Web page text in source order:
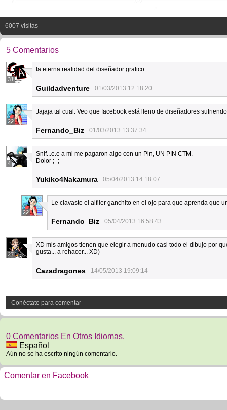
6007 visitas
5 Comentarios
31
la eterna realidad del diseñador grafico...
Guildadventure 01/03/2013 12:18:20
22
Jajaja tal cual. Veo que facebook está lleno de diseñadores
Fernando_Biz 01/03/2013 13:37:34
4
Snif...e.e a mi me pagaron algo con un Pin, UN PIN CTM.
Dolor ;_;
Yukiko4Nakamura 05/04/2013 14:18:07
22
Le clavaste el alfiler ganchito en el ojo para que aprenda que
Fernando_Biz 05/04/2013 16:58:43
27
XD mis amigos tienen que elegir a menudo casi todo el dibujo por
gusta... a rehacer... XD)
Cazadragones 14/05/2013 19:09:14
Conéctate para comentar
0 Comentarios En Otros Idiomas.
Español
Aún no se ha escrito ningún comentario.
Comentar en Facebook